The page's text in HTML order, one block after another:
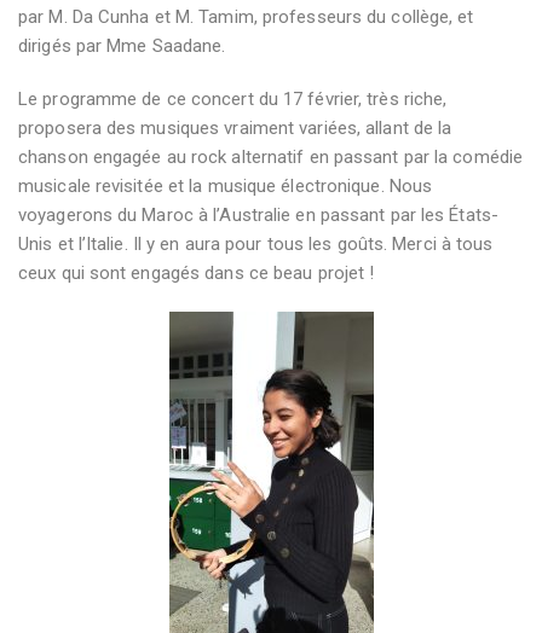
par M. Da Cunha et M. Tamim, professeurs du collège, et
dirigés par Mme Saadane.
Le programme de ce concert du 17 février, très riche,
proposera des musiques vraiment variées, allant de la
chanson engagée au rock alternatif en passant par la comédie
musicale revisitée et la musique électronique. Nous
voyagerons du Maroc à l’Australie en passant par les États-
Unis et l’Italie. Il y en aura pour tous les goûts. Merci à tous
ceux qui sont engagés dans ce beau projet !